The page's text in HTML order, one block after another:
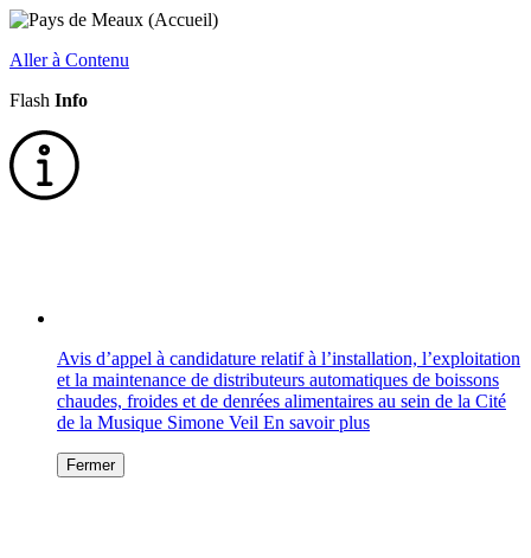
Aller à Contenu
Flash Info
Avis d’appel à candidature relatif à l’installation, l’exploitation
et la maintenance de distributeurs automatiques de boissons
chaudes, froides et de denrées alimentaires au sein de la Cité
de la Musique Simone Veil En savoir plus
Fermer